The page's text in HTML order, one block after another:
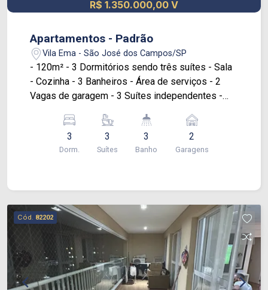
R$ 1.350.000,00 V
Apartamentos - Padrão
Vila Ema - São José dos Campos/SP
- 120m² - 3 Dormitórios sendo três suítes - Sala
- Cozinha - 3 Banheiros - Área de serviços - 2
Vagas de garagem - 3 Suítes independentes -
tradicional - Vagas de garagem subsolo - Piso
em 100% do apartamento - Box nos banheiros -
Infraestrutura completa de ar condicionado 4
do Condomínio: - Beach arena - Piscina adulto e
infantil - Bar da piscina - Churrasqueira -
Playground - Fitness completo - Salão de festas
multiuso - Espaço gourmet multiuso - Sauna seca
com ducha circular - Salão de jogos -
Brinquedoteca - Coworking de visitas - Car wash
3
Dorm.
3
Suítes
3
Banho
2
Garagens
Cód. 82202